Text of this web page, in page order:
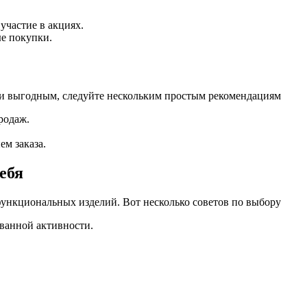
в акциях.
покупки.
следуйте нескольким простым
заказа.
изделий. Вот несколько советов по
активности.